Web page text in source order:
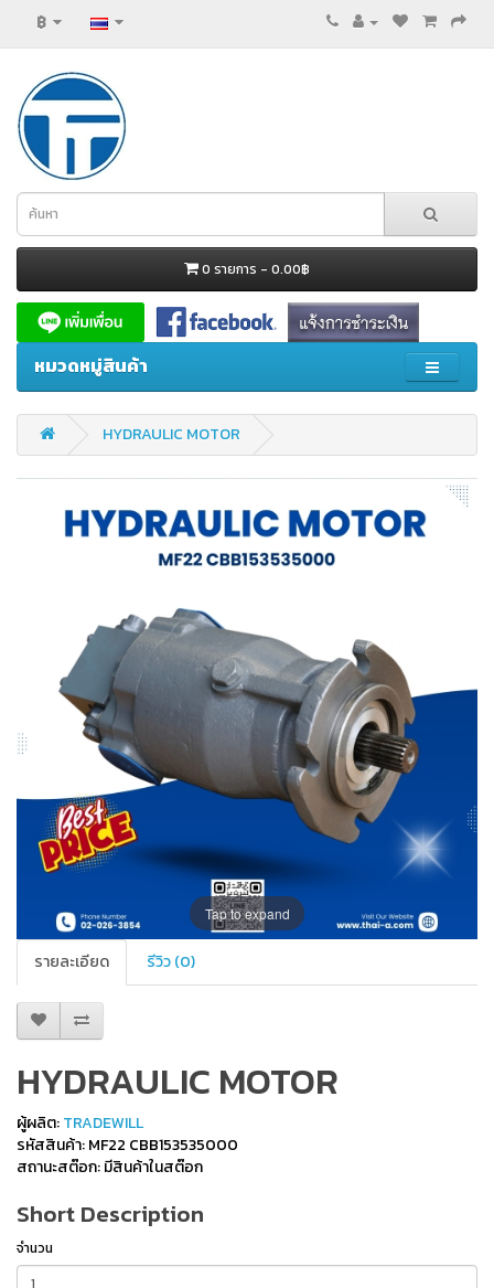
฿
0 รายการ - 0.00฿
หมวดหมู่สินค้า
HYDRAULIC MOTOR
Tap to expand
รายละเอียด รีวิว (0)
HYDRAULIC MOTOR
ผู้ผลิต:TRADEWILL
รหัสสินค้า: MF22 CBB153535000
สถานะสต๊อก: มีสินค้าในสต๊อก
Short Description
จำนวน